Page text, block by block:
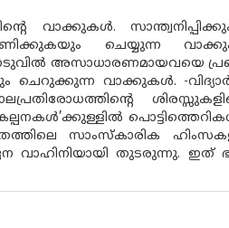
വാക്കുകൾ.
ചെയ്യുന്ന
അസാധാരണമായവയെ
വാക്കുകൾ. -
സാംസ്കാരിക
തുടരുന്നു. ഇത്